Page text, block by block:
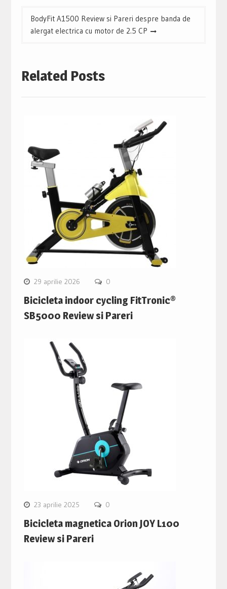
BodyFit A1500 Review si Pareri despre banda de
alergat electrica cu motor de 2.5 CP
Related Posts
29 aprilie 2026 0
Bicicleta indoor cycling FitTronic®
SB5000 Review si Pareri
23 aprilie 2025 0
Bicicleta magnetica Orion JOY L100
Review si Pareri